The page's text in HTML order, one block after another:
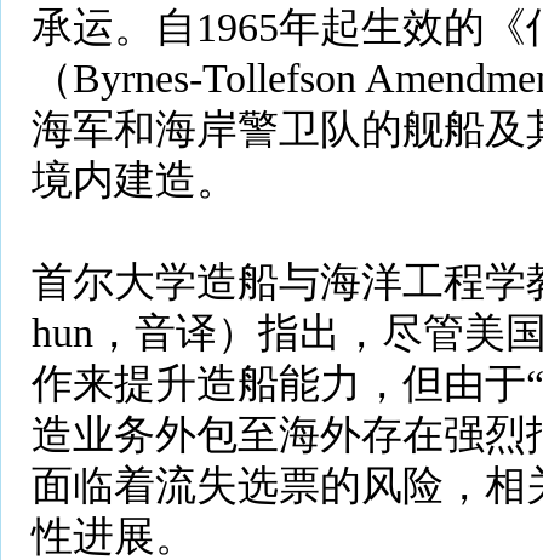
承运。自1965年起生效的
（Byrnes-Tollefson
海军和海岸警卫队的舰船
境内建造。
首尔大学造船与海洋工程学
hun，音译）指出，尽管美
作来提升造船能力，但由于
造业务外包至海外存在强烈
面临着流失选票的风险，
性进展。